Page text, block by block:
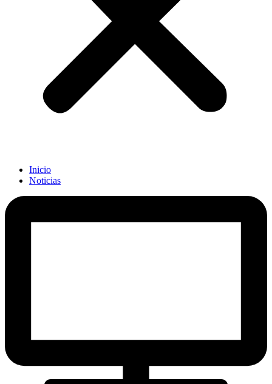
Inicio
Noticias